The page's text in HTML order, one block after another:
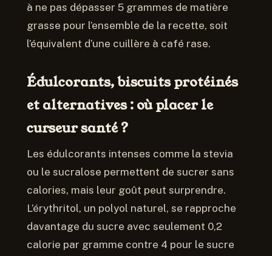
à ne pas dépasser 5 grammes de matière
grasse pour l’ensemble de la recette, soit
l’équivalent d’une cuillère à café rase.
Édulcorants, biscuits protéinés
et alternatives : où placer le
curseur santé ?
Les édulcorants intenses comme la stevia
ou le sucralose permettent de sucrer sans
calories, mais leur goût peut surprendre.
L’érythritol, un polyol naturel, se rapproche
davantage du sucre avec seulement 0,2
calorie par gramme contre 4 pour le sucre